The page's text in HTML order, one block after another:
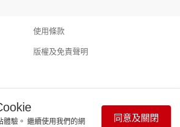
使用條款
版權及免責聲明
所有 . 不得轉載 ©Eastweek.com.hk. All
驗。 繼續使用我們的網 同意及關閉